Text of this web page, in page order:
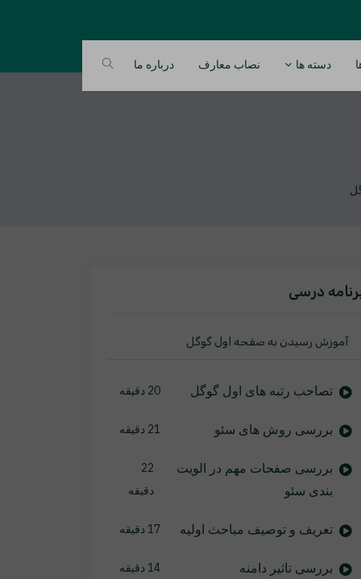
دسته ها نصاب معارف درباره ما
درسی
آموزش رسیدن به صفحه اول گوگل
تصاحب رتبه های اول گوگل 20 دقیقه
بررسی روش های سئو 21 دقیقه
بررسی صفحات مهم در الویت
بندی سئو
22
دقیقه
تعریف و توصیف مباحث اولیه 17 دقیقه
بررسی تاثیر دامنه 14 دقیقه